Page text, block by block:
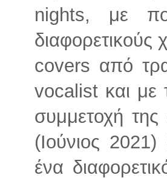
nights, με
covers από
vocalist και με
συμμετοχή
(Ιούνιος
ένα